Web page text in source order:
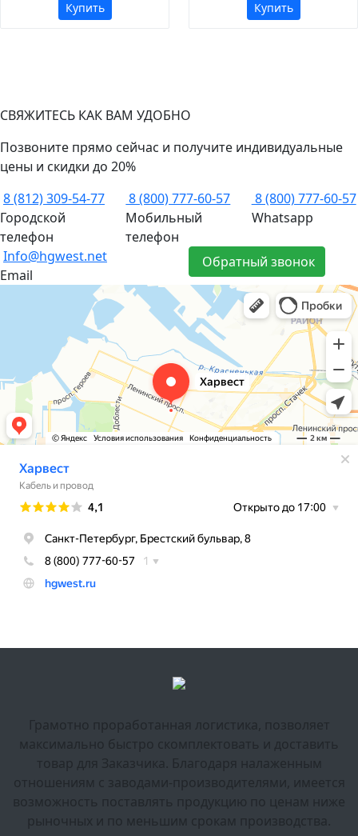
Купить Купить
СВЯЖИТЕСЬ КАК ВАМ УДОБНО
Позвоните прямо сейчас и получите индивидуальные
цены и скидки до 20%
8 (812) 309-54-77
Городской
телефон
8 (800) 777-60-57
Мобильный
телефон
8 (800) 777-60-57
Whatsapp
Info@hgwest.net
Email
Обратный звонок
Грамотно проработанная логистика, позволяет
максимально быстро скомплектовать и доставить
товар для Заказчика. Благодаря налаженным
отношениям с заводами-производителями, имеется
возможность поставлять продукцию по ценам ниже
рыночных и по меньшим срокам производства.